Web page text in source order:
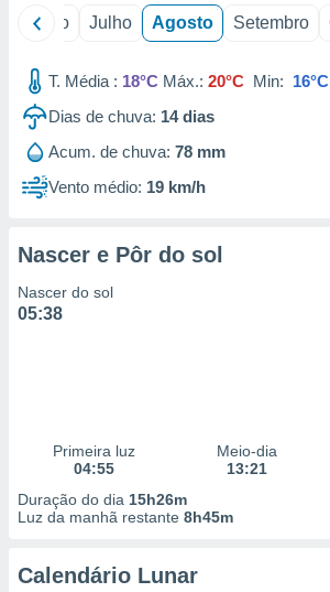
Junho Julho Agosto Setembro
T. Média : 18°C Máx.: 20°C Min: 16°C
Dias de chuva: 14dias
Acum. de chuva: 78 mm
Vento médio: 19 km/h
Nascer e Pôr do sol
Nascer do sol
05:38
Primeira luz
04:55
Meio-dia
13:21
Duração do dia 15h26m
Luz da manhã restante 8h45m
Calendário Lunar